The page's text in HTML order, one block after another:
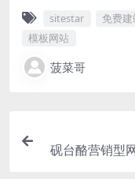
sitestar 免费建
模板网站
菠菜哥
砚台酪营销型